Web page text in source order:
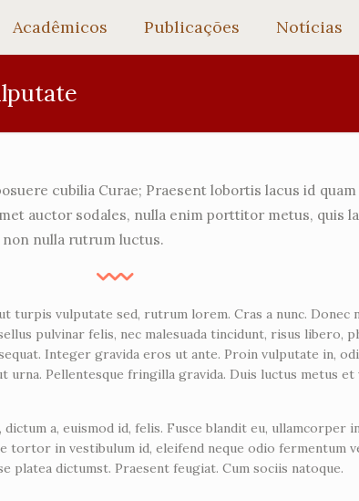
Acadêmicos Publicações Notícias
cubilia Curae; Praesent lobortis lacus id
auctor sodales, nulla enim porttitor metus, quis
nulla rutrum luctus.
turpis vulputate sed, rutrum lorem. Cras a nunc.
pulvinar felis, nec malesuada tincidunt, risus libero,
Integer gravida eros ut ante. Proin vulputate in,
urna. Pellentesque fringilla gravida. Duis luctus metus
a, euismod id, felis. Fusce blandit eu,
tortor in vestibulum id, eleifend neque odio fermentum
platea dictumst. Praesent feugiat. Cum sociis natoque.